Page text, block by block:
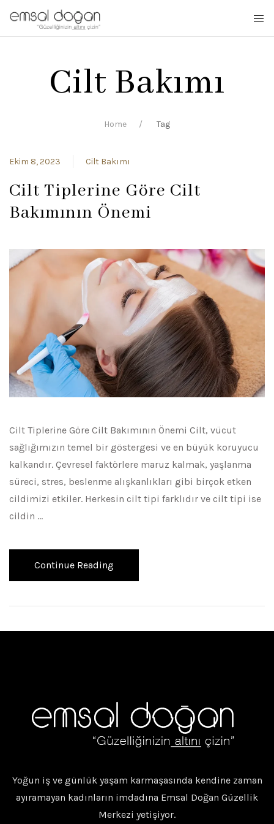
Cilt Bakımı
Home Tag
Ekim 8, 2023 Cilt Bakımı
Cilt Tiplerine Göre Cilt
Bakımının Önemi
Cilt Tiplerine Göre Cilt Bakımının Önemi Cilt, vücut
sağlığımızın temel bir göstergesi ve en büyük koruyucu
kalkandır. Çevresel faktörlere maruz kalmak, yaşlanma
süreci, stres, beslenme alışkanlıkları gibi birçok etken
cildimizi etkiler. Herkesin cilt tipi farklıdır ve cilt tipi ise
cildin …
Continue Reading
Yoğun iş ve günlük yaşam karmaşasında kendine zaman
ayıramayan kadınların imdadına Emsal Doğan Güzellik
Merkezi yetişiyor.